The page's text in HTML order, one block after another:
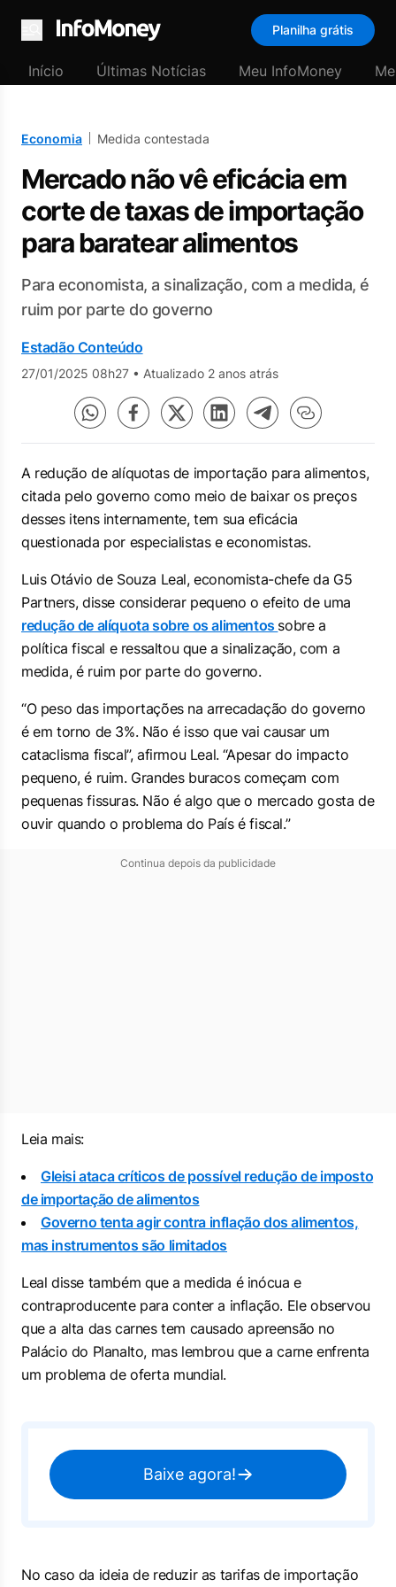
Menu
Planilha grátis
Início Últimas Notícias Meu InfoMoney
Economia Medida contestada
Mercado não vê eficácia em
corte de taxas de importação
para baratear alimentos
Para economista, a sinalização, com a medida, é
ruim por parte do governo
Estadão Conteúdo
27/01/2025 08h27 • Atualizado 2 anos atrás
A redução de alíquotas de importação para alimentos,
citada pelo governo como meio de baixar os preços
desses itens internamente, tem sua eficácia
questionada por especialistas e economistas.
Luis Otávio de Souza Leal, economista-chefe da G5
Partners, disse considerar pequeno o efeito de uma
redução de alíquota sobre os alimentos sobre a
política fiscal e ressaltou que a sinalização, com a
medida, é ruim por parte do governo.
“O peso das importações na arrecadação do governo
é em torno de 3%. Não é isso que vai causar um
cataclisma fiscal”, afirmou Leal. “Apesar do impacto
pequeno, é ruim. Grandes buracos começam com
pequenas fissuras. Não é algo que o mercado gosta de
ouvir quando o problema do País é fiscal.”
Continua depois da publicidade
Leia mais:
Gleisi ataca críticos de possível redução de imposto
de importação de alimentos
Governo tenta agir contra inflação dos alimentos,
mas instrumentos são limitados
Leal disse também que a medida é inócua e
contraproducente para conter a inflação. Ele observou
que a alta das carnes tem causado apreensão no
Palácio do Planalto, mas lembrou que a carne enfrenta
um problema de oferta mundial.
Baixe agora!
No caso da ideia de reduzir as tarifas de importação